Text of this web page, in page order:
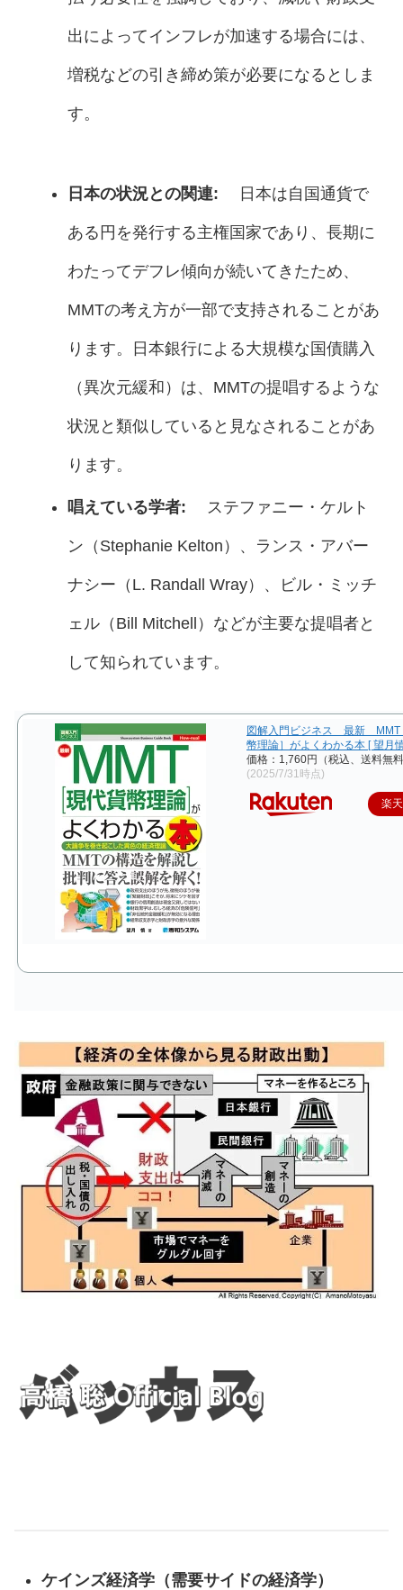
出によってインフレが加速する場合には、
増税などの引き締め策が必要になるとしま
す。
日本の状況との関連: 日本は自国通貨で
ある円を発行する主権国家であり、長期に
わたってデフレ傾向が続いてきたため、
MMTの考え方が一部で支持されることがあ
ります。日本銀行による大規模な国債購入
（異次元緩和）は、MMTの提唱するような
状況と類似していると見なされることがあ
ります。
唱えている学者: ステファニー・ケルト
ン（Stephanie Kelton）、ランス・アバー
ナシー（L. Randall Wray）、ビル・ミッチ
ェル（Bill Mitchell）などが主要な提唱者と
して知られています。
図解入門ビジネス 最新 MMT
幣理論］がよくわかる本 [ 望月
価格：1,760円（税込、送料無
(2025/7/31時点)
楽
ケインズ経済学（需要サイドの経済学）